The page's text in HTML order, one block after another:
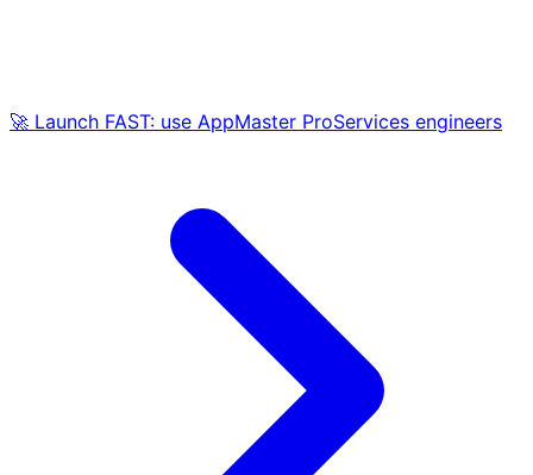
🚀 Launch FAST: use AppMaster ProServices engineers